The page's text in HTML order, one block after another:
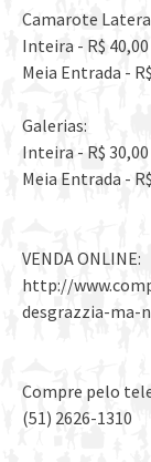
Camarote
Inteira - R$ 40,00
Meia Entrada -
Galerias:
Inteira - R$ 30,00
Meia Entrada -
VENDA ONLINE:
http://
desgrazzia-ma-
Compre pelo
(51) 2626-1310